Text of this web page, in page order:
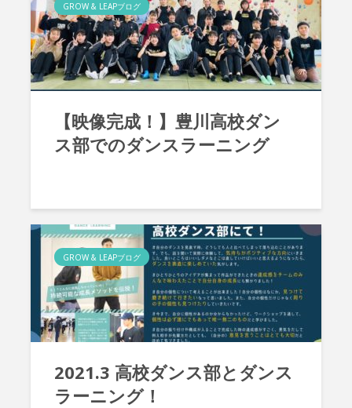
GROW & LEAPブログ
【映像完成！】豊川高校ダン
ス部でのダンスラーニング
GROW & LEAPブログ
2021.3 高校ダンス部とダンス
ラーニング！